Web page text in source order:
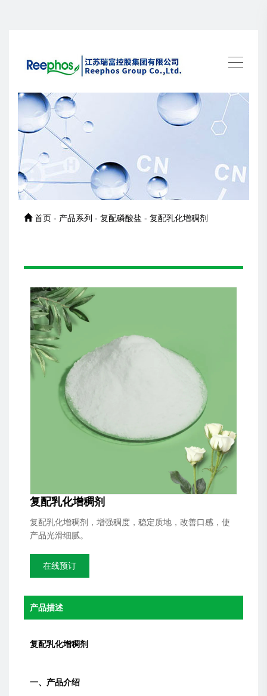
首页 - 产品系列 - 复配磷酸盐 - 复配乳化增稠剂
复配乳化增稠剂
复配乳化增稠剂，增强稠度，稳定质地，改善口感，使
产品光滑细腻。
在线预订
产品描述
复配乳化增稠剂
一、产品介绍